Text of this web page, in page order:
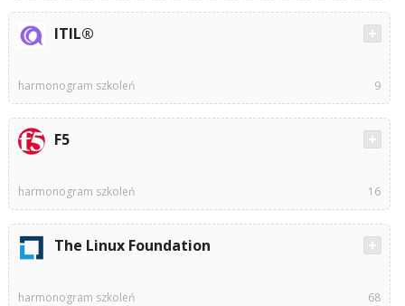
ITIL®
harmonogram szkoleń 9
F5
harmonogram szkoleń 16
The Linux Foundation
harmonogram szkoleń 68